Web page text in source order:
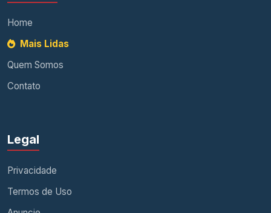
Home
Mais Lidas
Quem Somos
Contato
Legal
Privacidade
Termos de Uso